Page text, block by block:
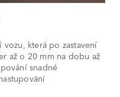
která po zastavení
až o 20 mm na dobu až
snadné